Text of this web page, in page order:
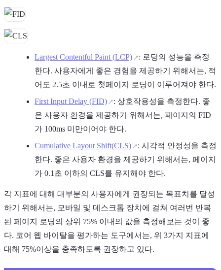
Largest Contentful Paint (LCP)
: 로딩의 성능을 측정
한다. 사용자에게 좋은 경험을 제공하기 위해서는, 적
어도 2.5초 이내로 첫페이지 로딩이 이루어져야 한다.
First Input Delay (FID)
: 상호작용성을 측정한다. 좋
은 사용자 환경을 제공하기 위해서는, 페이지의 FID
가 100ms 미만이어야 한다.
Cumulative Layout Shift(CLS)
: 시각적 안정성을 측정
한다. 좋은 사용자 환경을 제공하기 위해서는, 페이지
가 0.1초 이하의 CLS를 유지해야 한다.
각 지표에 대해 대부분의 사용자에게 권장되는 목표치를 달성
하기 위해서는, 모바일 및 데스크톱 장치에 걸쳐 여러번 반복
된 페이지 로딩의 상위 75% 이내의 값을 측정해보는 것이 좋
다. 코어 웹 바이탈을 평가하는 도구에서는, 위 3가지 지표에
대해 75%이상을 충족하도록 권장하고 있다.